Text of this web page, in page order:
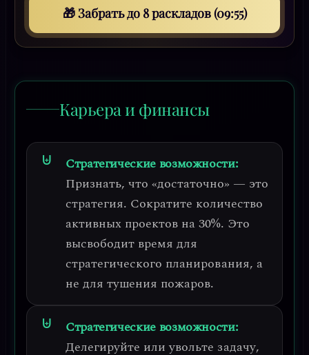
🎁 Забрать до 8 раскладов (09:52)
Карьера и финансы
Стратегические возможности:
Признать, что «достаточно» — это
стратегия. Сократите количество
активных проектов на 30%. Это
высвободит время для
стратегического планирования, а
не для тушения пожаров.
Стратегические возможности:
Делегируйте или увольте задачу,